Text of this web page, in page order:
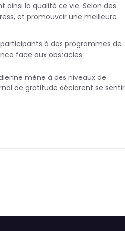
ainsi la qualité de vie. Selon des
et promouvoir une meilleure
à des programmes de
face aux obstacles.
mène à des niveaux de
de gratitude déclarent se sentir